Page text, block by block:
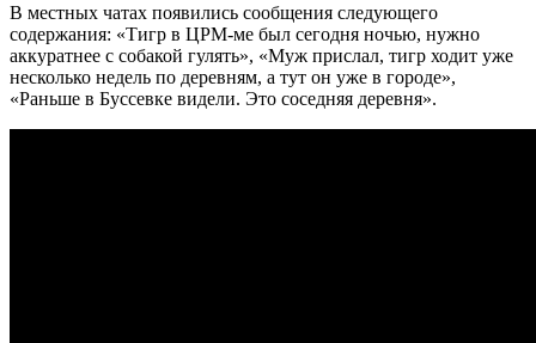
В местных чатах появились сообщения следующего
содержания: «Тигр в ЦРМ-ме был сегодня ночью, нужно
аккуратнее с собакой гулять», «Муж прислал, тигр ходит уже
несколько недель по деревням, а тут он уже в городе»,
«Раньше в Буссевке видели. Это соседняя деревня».